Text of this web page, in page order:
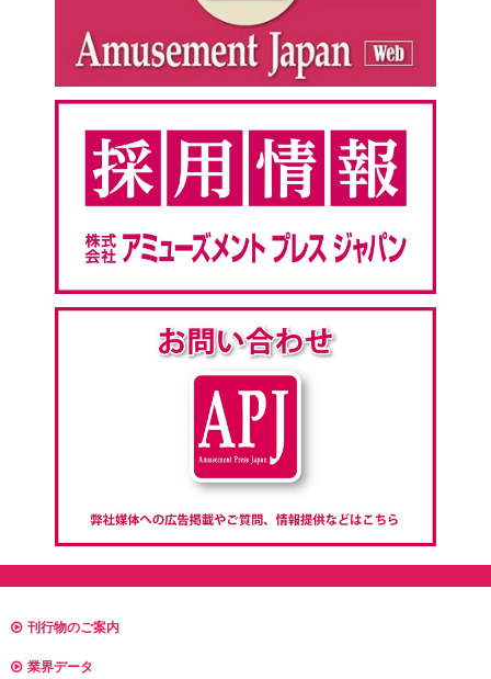
刊行物のご案内
業界データ